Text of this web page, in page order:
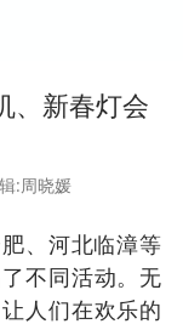
、新春灯会
:周晓媛
、河北临漳等
不同活动。无
人们在欢乐的